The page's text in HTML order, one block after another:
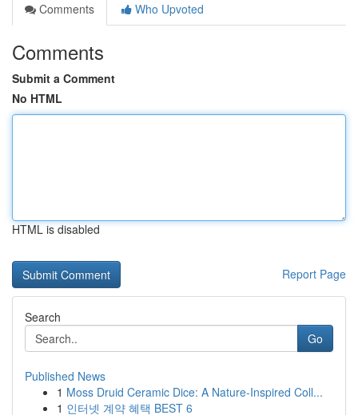
Comments
Who Upvoted
Comments
Submit a Comment
No HTML
HTML is disabled
Report Page
Search
Go
Published News
1 Moss Druid Ceramic Dice: A Nature-Inspired Coll...
1 인터넷 계약 혜택 BEST 6